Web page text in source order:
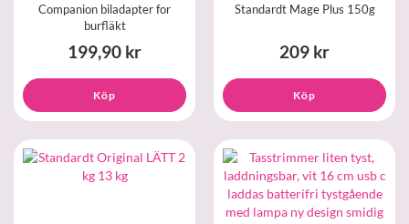
Companion biladapter for
burfläkt
199,90 kr
Köp
Standardt Mage Plus 150g
209 kr
Köp